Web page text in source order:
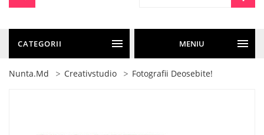
CATEGORII MENIU
Nunta.md Creativstudio Fotografii Deosebite!